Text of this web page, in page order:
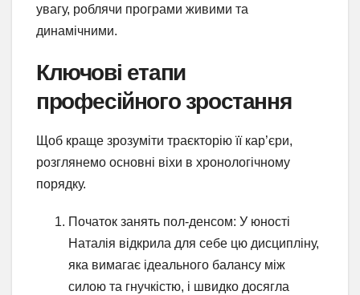
увагу, роблячи програми живими та
динамічними.
Ключові етапи
професійного зростання
Щоб краще зрозуміти траєкторію її кар’єри,
розглянемо основні віхи в хронологічному
порядку.
Початок занять пол-денсом: У юності
Наталія відкрила для себе цю дисципліну,
яка вимагає ідеального балансу між
силою та гнучкістю, і швидко досягла